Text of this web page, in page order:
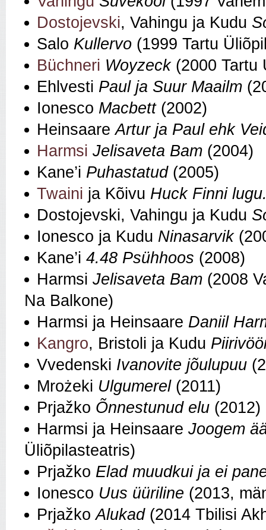
Dostojevski, Vahingu ja Kudu
Salo Kullervo (1999 Tartu
Büchneri Woyzeck(2000 Tartu
Ehlvesti Paul ja Suur Maailm
Ionesco Macbett(2002)
HeinsaareArtur ja Paul ehk
Harmsi Jelisaveta Bam (2004)
Kane’i Puhastatud(2005)
Twaini ja Kõivu Huck Finni
Dostojevski, Vahingu ja Kudu
Ionesco ja Kudu Ninasarvik
Kane’i 4.48 Psühhoos (2008)
Harmsi Jelisaveta Bam (2008
Na Balkone)
Harmsi ja Heinsaare Daniil
Kangro, Bristoli ja Kudu
Vvedenski Ivanovite jõulupuu
Mrożeki Ulgumerel(2011)
Prjažko Õnnestunud elu (2012)
Harmsi ja Heinsaare Joogem
Üliõpilasteatris)
Prjažko Elad muudkui ja ei
Ionesco Uus üüriline (2013,
PrjažkoAlukad(2014 Tbilisi